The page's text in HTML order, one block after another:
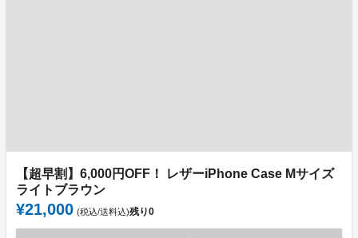
【超早割】6,000円OFF！ レザーiPhone Case Mサイズ
ライトブラウン
¥21,000 (税込/送料込)残り0